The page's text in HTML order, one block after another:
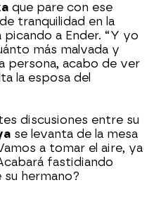
que pare con ese
tranquilidad en la
a Ender. “Y yo
más malvada y
persona, acabo de ver
la esposa del
discusiones entre su
se levanta de la mesa
a tomar el aire, ya
fastidiando
hermano?